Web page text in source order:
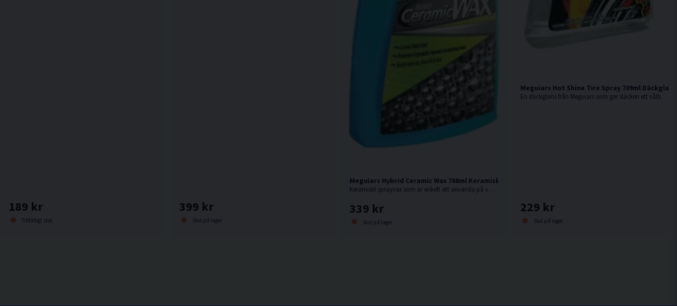
189 kr
Tillfälligt slut
399 kr
Slut på lager
Meguiars Hybrid Ceramic Wax 768ml Keramiskt Sprayvax
Keramiskt sprayvax som är enkelt att använda på våt bil. Spraya på och skölj av!
339 kr
Slut på lager
Meguiars Hot Shine Tire Spray 709ml Däckglans
En däckglans från Meguiars som ger däcken ett våtliknande utseende med mörk glans!
229 kr
Slut på lager